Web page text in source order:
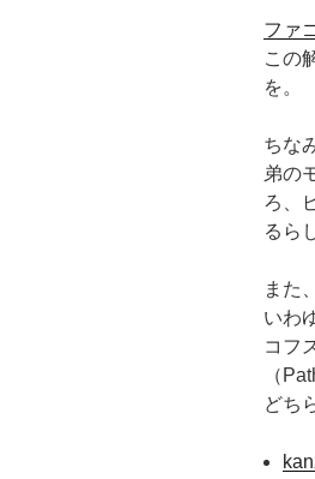
ファ
この
を。
ちな
弟の
ろ、
るら
また
いわ
コフ
（
どち